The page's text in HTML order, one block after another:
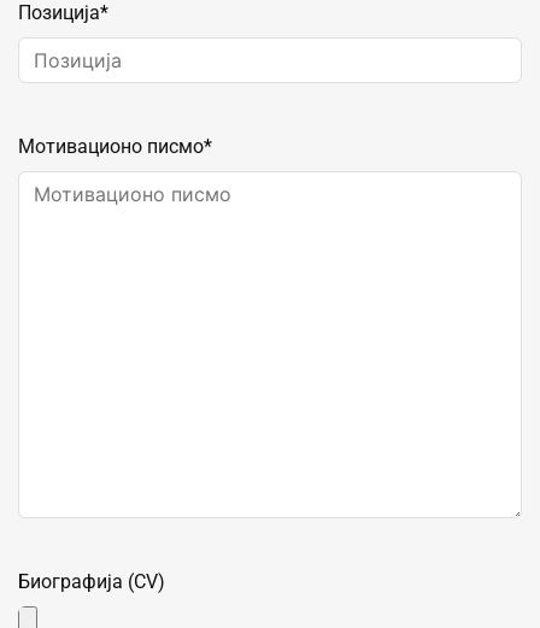
Позиција*
Мотивационо писмо*
Биографија (CV)